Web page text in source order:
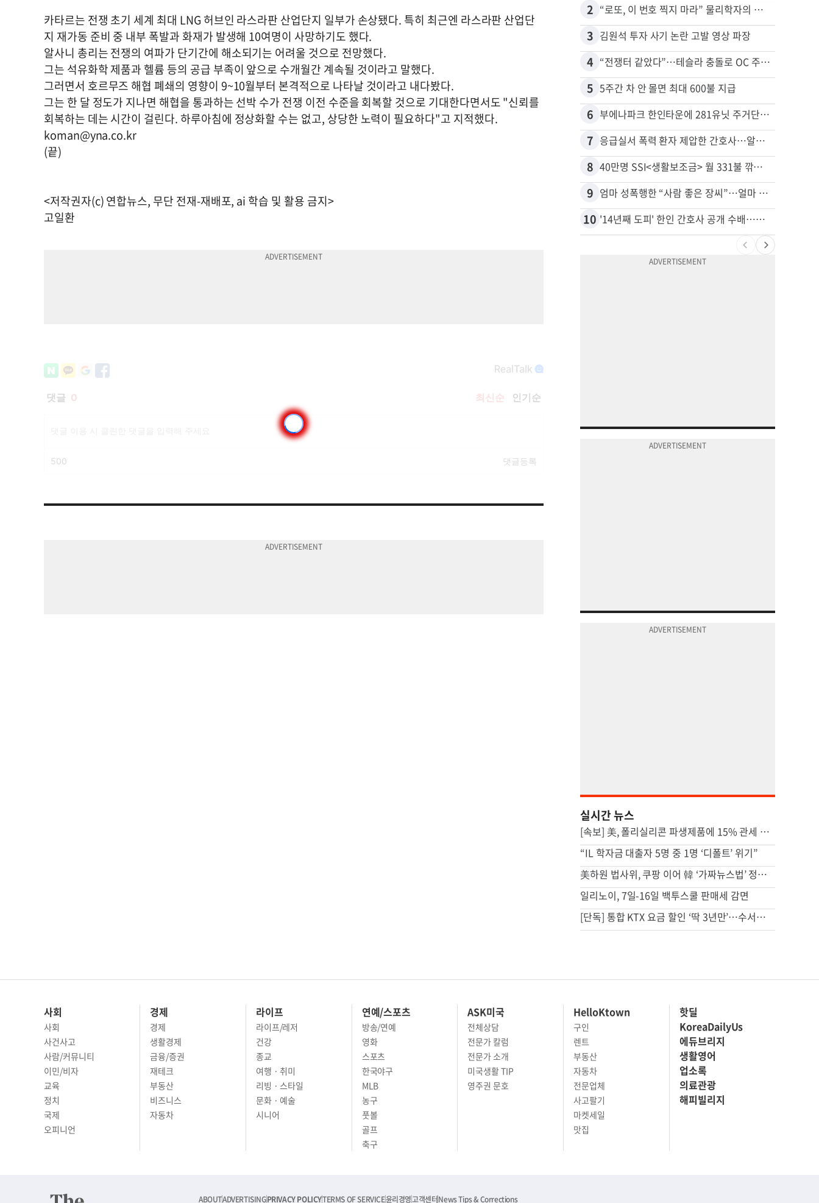
카타르는 전쟁 초기 세계 최대 LNG 허브인 라스라판 산업단지 일부가 손상됐다. 특히 최근엔 라스라판 산업단
지 재가동 준비 중 내부 폭발과 화재가 발생해 10여명이 사망하기도 했다.
알사니 총리는 전쟁의 여파가 단기간에 해소되기는 어려울 것으로 전망했다.
그는 석유화학 제품과 헬륨 등의 공급 부족이 앞으로 수개월간 계속될 것이라고 말했다.
그러면서 호르무즈 해협 폐쇄의 영향이 9~10월부터 본격적으로 나타날 것이라고 내다봤다.
그는 한 달 정도가 지나면 해협을 통과하는 선박 수가 전쟁 이전 수준을 회복할 것으로 기대한다면서도 "신뢰를
회복하는 데는 시간이 걸린다. 하루아침에 정상화할 수는 없고, 상당한 노력이 필요하다"고 지적했다.
koman@yna.co.kr
(끝)
<저작권자(c) 연합뉴스, 무단 전재-재배포, ai 학습 및 활용 금지>
고일환
2 “로또, 이 번호 찍지 마라” 물리학자의 당첨금 높이는 비밀
3 김원석 투자 사기 논란 고발 영상 파장
4 “전쟁터 같았다”…테슬라 충돌로 OC 주택 4채 파손
5 5주간 차 안 몰면 최대 600불 지급
6 부에나파크 한인타운에 281유닛 주거단지 들어선다
7 응급실서 폭력 환자 제압한 간호사…알고 보니
8 40만명 SSI<생활보조금> 월 331불 깎이나
9 엄마 성폭행한 “사람 좋은 장씨”…얼마 뒤 딸 배도 불러왔다
10 '14년째 도피' 한인 간호사 공개 수배…메디케어 사기 유죄
실시간 뉴스
[속보] 美, 폴리실리콘 파생제품에 15% 관세 부과…120일 뒤 발효
“IL 학자금 대출자 5명 중 1명 ‘디폴트’ 위기”
美하원 법사위, 쿠팡 이어 韓 ‘가짜뉴스법’ 정조준…“美 기업 겨냥”
일리노이, 7일-16일 백투스쿨 판매세 감면
[단독] 통합 KTX 요금 할인 ‘딱 3년만’…수서노선 10% 오른단 말
사회
사회
사건사고
사람/커뮤니티
이민/비자
교육
정치
국제
오피니언
경제
경제
생활경제
금융/증권
재테크
부동산
비즈니스
자동차
라이프
라이프/레저
건강
종교
여행 · 취미
리빙 · 스타일
문화 · 예술
시니어
연예/스포츠
방송/연예
영화
스포츠
한국야구
MLB
농구
풋볼
골프
축구
ASK미국
전체상담
전문가 칼럼
전문가 소개
미국생활 TIP
영주권 문호
HelloKtown
구인
렌트
부동산
자동차
전문업체
사고팔기
마켓세일
맛집
핫딜
KoreaDailyUs
에듀브리지
생활영어
업소록
의료관광
해피빌리지
ABOUTADVERTISINGPRIVACY POLICYTERMS OF SERVICE윤리경영고객센터News Tips & Corrections